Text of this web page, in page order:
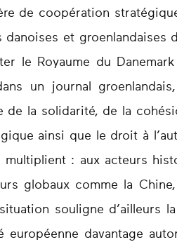
de coopération
et groenlandaises
le Royaume du
un journal
de la solidarité, de la
ainsi que le droit à
: aux acteurs
globaux comme la
souligne d’ailleurs
davantage